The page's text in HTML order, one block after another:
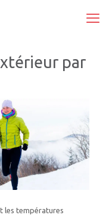
par
les températures